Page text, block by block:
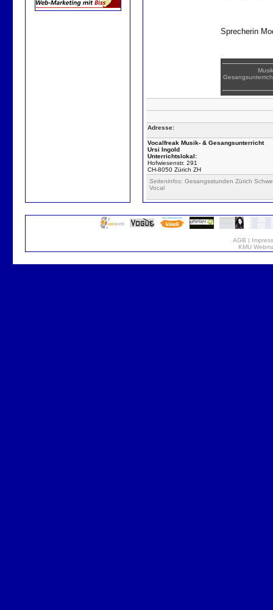
Sprecherin
Adresse:
Vocalfreak Musik- & Gesangsunterricht
Ursi Ingold
Unterrichtslokal:
Hofwiesenstr. 291
CH-8050 Zürich ZH
Seiteninfos: Gesangsstunden Zürich
Vocal
AGB |
KMU